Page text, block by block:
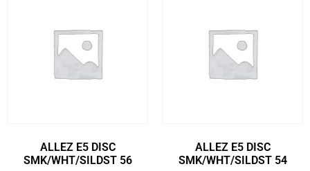
ALLEZ E5 DISC
SMK/WHT/SILDST 56
ALLEZ E5 DISC
SMK/WHT/SILDST 54